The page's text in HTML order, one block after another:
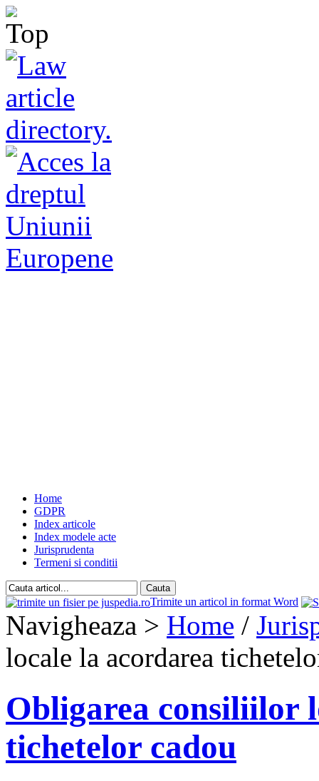
Home
GDPR
Index articole
Index modele acte
Jurisprudenta
Termeni si conditii
Trimite un articol in format Word
Navigheaza > Home /
locale la acordarea
Obligarea consiliilor
tichetelor cadou